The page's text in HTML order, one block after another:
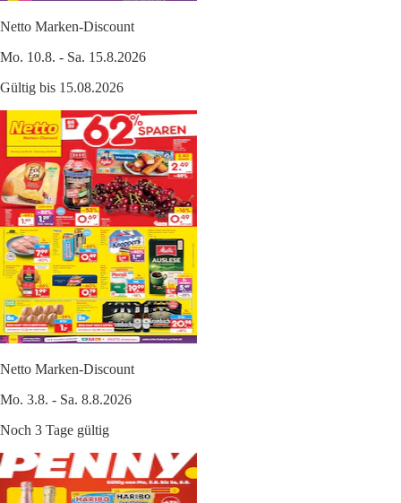
Netto Marken-Discount
Mo. 10.8. - Sa. 15.8.2026
Gültig bis 15.08.2026
Netto Marken-Discount
Mo. 3.8. - Sa. 8.8.2026
Noch 3 Tage gültig